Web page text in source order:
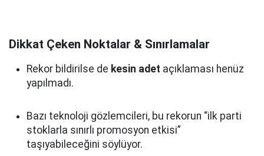
Dikkat Çeken Noktalar & Sınırlamalar
Rekor bildirilse de kesin adet açıklaması henüz
yapılmadı.
Bazı teknoloji gözlemcileri, bu rekorun “ilk parti
stoklarla sınırlı promosyon etkisi”
taşıyabileceğini söylüyor.